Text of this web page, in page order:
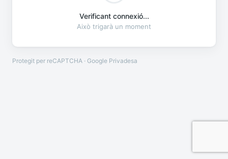
Verificant connexió...
Això trigarà un moment
Protegit per reCAPTCHA · Google Privadesa